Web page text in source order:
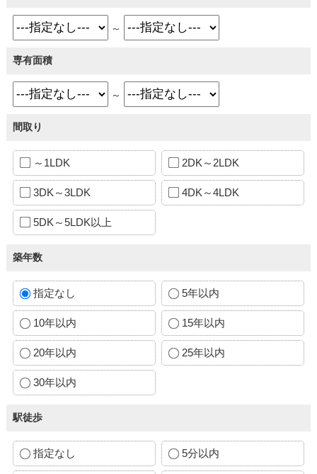
～
専有面積
～
間取り
～1LDK 2DK～2LDK
3DK～3LDK 4DK～4LDK
5DK～5LDK以上
築年数
指定なし 5年以内
10年以内 15年以内
20年以内 25年以内
30年以内
駅徒歩
指定なし 5分以内